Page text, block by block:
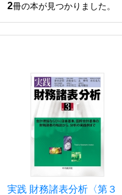
2冊の本が見つかりました。
実践 財務諸表分析〈第３